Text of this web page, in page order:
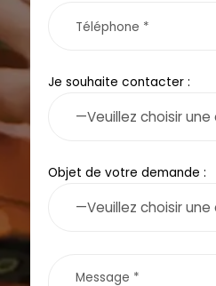
Je souhaite contacter :
Objet de votre demande :